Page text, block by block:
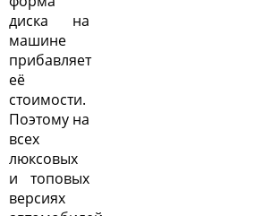
диска на
машине
прибавляет
её
стоимости.
Поэтому на
всех
люксовых
и топовых
версиях